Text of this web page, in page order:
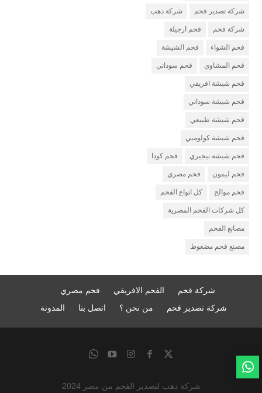
شركة تصدير فحم شركة دهب
شركة فحم فحم ارجيلة
فحم الشواء فحم الشيشة
فحم المشاوي فحم سوداني
فحم شيشة افريقي
فحم شيشة سوداني
فحم شيشة طبيعي
فحم شيشة كولومبي
فحم شيشة نيجيري فحم كودا
فحم ليمون فحم مصري
فحم موالح كل انواع الفحم
كل شركات الفحم المصرية
مصانع الفحم
مصنع فحم مضغوط
شركة فحم الفحم الافريقي
فحم مصري
شركة تصدير فحم
من نحن ؟ اتصل بنا المدونة
شركة دهب لتصدير الفحم من مصر 2024